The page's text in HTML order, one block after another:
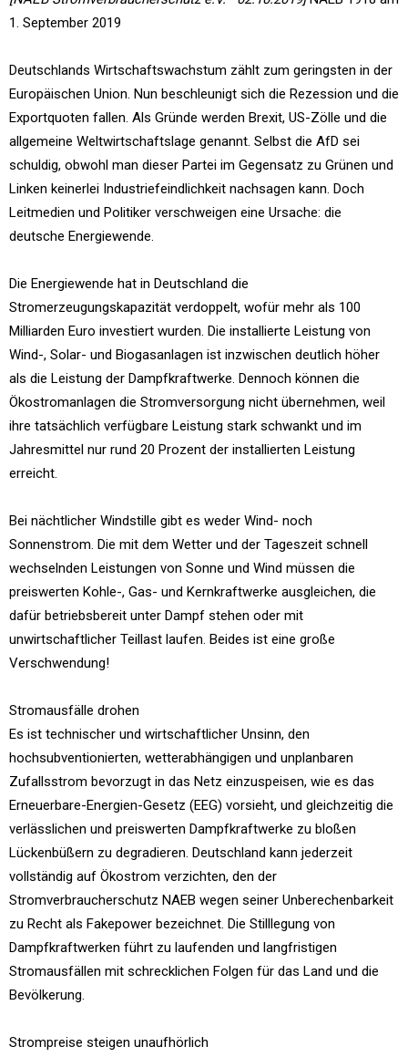
1. September 2019
Deutschlands Wirtschaftswachstum zählt zum geringsten in der
Europäischen Union. Nun beschleunigt sich die Rezession und die
Exportquoten fallen. Als Gründe werden Brexit, US-Zölle und die
allgemeine Weltwirtschaftslage genannt. Selbst die AfD sei
schuldig, obwohl man dieser Partei im Gegensatz zu Grünen und
Linken keinerlei Industriefeindlichkeit nachsagen kann. Doch
Leitmedien und Politiker verschweigen eine Ursache: die
deutsche Energiewende.
Die Energiewende hat in Deutschland die
Stromerzeugungskapazität verdoppelt, wofür mehr als 100
Milliarden Euro investiert wurden. Die installierte Leistung von
Wind-, Solar- und Biogasanlagen ist inzwischen deutlich höher
als die Leistung der Dampfkraftwerke. Dennoch können die
Ökostromanlagen die Stromversorgung nicht übernehmen, weil
ihre tatsächlich verfügbare Leistung stark schwankt und im
Jahresmittel nur rund 20 Prozent der installierten Leistung
erreicht.
Bei nächtlicher Windstille gibt es weder Wind- noch
Sonnenstrom. Die mit dem Wetter und der Tageszeit schnell
wechselnden Leistungen von Sonne und Wind müssen die
preiswerten Kohle-, Gas- und Kernkraftwerke ausgleichen, die
dafür betriebsbereit unter Dampf stehen oder mit
unwirtschaftlicher Teillast laufen. Beides ist eine große
Verschwendung!
Stromausfälle drohen
Es ist technischer und wirtschaftlicher Unsinn, den
hochsubventionierten, wetterabhängigen und unplanbaren
Zufallsstrom bevorzugt in das Netz einzuspeisen, wie es das
Erneuerbare-Energien-Gesetz (EEG) vorsieht, und gleichzeitig die
verlässlichen und preiswerten Dampfkraftwerke zu bloßen
Lückenbüßern zu degradieren. Deutschland kann jederzeit
vollständig auf Ökostrom verzichten, den der
Stromverbraucherschutz NAEB wegen seiner Unberechenbarkeit
zu Recht als Fakepower bezeichnet. Die Stilllegung von
Dampfkraftwerken führt zu laufenden und langfristigen
Stromausfällen mit schrecklichen Folgen für das Land und die
Bevölkerung.
Strompreise steigen unaufhörlich